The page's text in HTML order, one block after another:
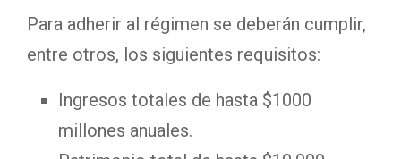
Para adherir al régimen se deberán cumplir,
entre otros, los siguientes requisitos:
Ingresos totales de hasta $1000
millones anuales.